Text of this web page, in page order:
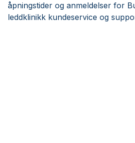
åpningstider og anmeldelser for
leddklinikk kundeservice og